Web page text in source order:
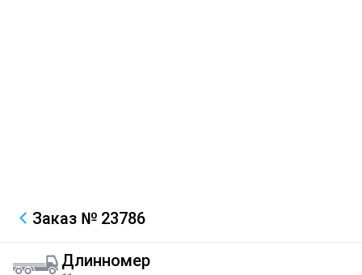
Заказ № 23786
Длинномер